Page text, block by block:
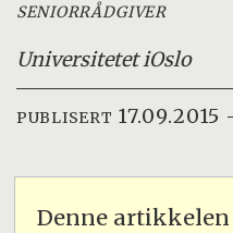
SENIORRÅDGIVER
Universitetet iOslo
PUBLISERT
Denne